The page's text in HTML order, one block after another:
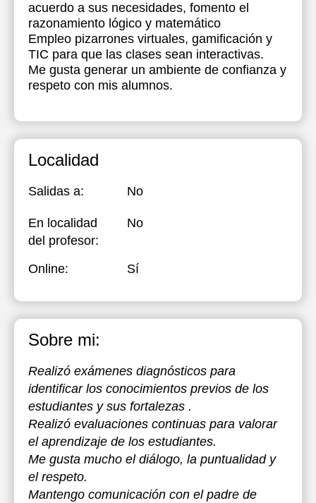
acuerdo a sus necesidades, fomento el
razonamiento lógico y matemático
Empleo pizarrones virtuales, gamificación y
TIC para que las clases sean interactivas.
Me gusta generar un ambiente de confianza y
respeto con mis alumnos.
Localidad
Salidas a: No
En localidad
del profesor:
No
Online: Sí
Sobre mi:
Realizó exámenes diagnósticos para
identificar los conocimientos previos de los
estudiantes y sus fortalezas .
Realizó evaluaciones continuas para valorar
el aprendizaje de los estudiantes.
Me gusta mucho el diálogo, la puntualidad y
el respeto.
Mantengo comunicación con el padre de